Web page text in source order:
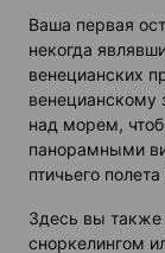
Ваша первая
некогда
венецианских
венецианскому
над морем,
панорамными
птичьего
Здесь вы также
сноркелингом